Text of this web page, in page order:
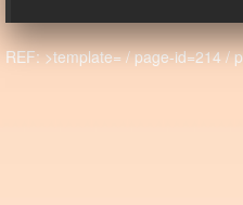
REF: >template= / page-id=214 /